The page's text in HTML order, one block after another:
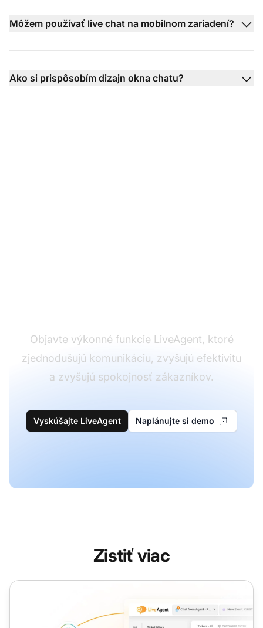
Môžem používať live chat na mobilnom zariadení?
Ako si prispôsobím dizajn okna chatu?
Objavte výkonné funkcie LiveAgent, ktoré
zjednodušujú komunikáciu, zvyšujú efektivitu
a zvyšujú spokojnosť zákazníkov.
Vyskúšajte LiveAgent Naplánujte si demo
Zistiť viac
Chat v reálnom čase